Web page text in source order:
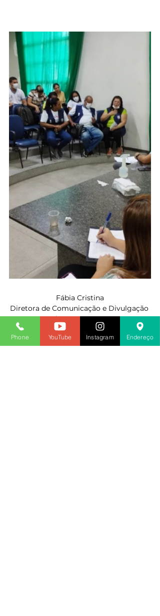
Fábia Cristina
Diretora de Comunicação e Divulgação
do SINDACS PE
Phone YouTube Instagram Endereço